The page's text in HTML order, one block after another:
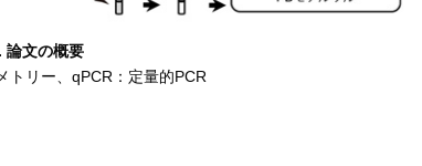
論文の概要
トリー、qPCR：定量的PCR